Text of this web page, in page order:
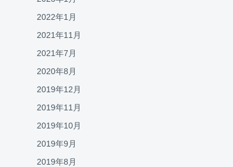
2022年1月
2021年11月
2021年7月
2020年8月
2019年12月
2019年11月
2019年10月
2019年9月
2019年8月